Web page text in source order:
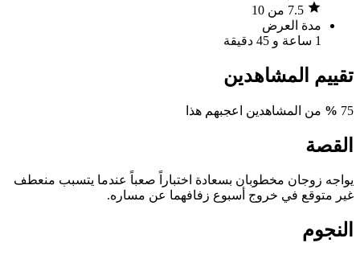
مدة العرض
1 ساعة و 45 دقيقة
تقييم المشاهدين
75
% من المشاهدين اعجبهم هذا
القصة
يواجه زوجان مخطوبان بسعادة اختباراً صعباً عندما يتسبب منعطف
غير متوقع في خروج أسبوع زفافهما عن مساره.
النجوم